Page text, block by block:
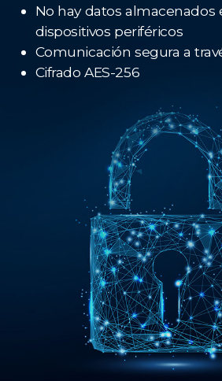
No hay datos almacenados
dispositivos periféricos
Comunicación segura a
Cifrado AES-256